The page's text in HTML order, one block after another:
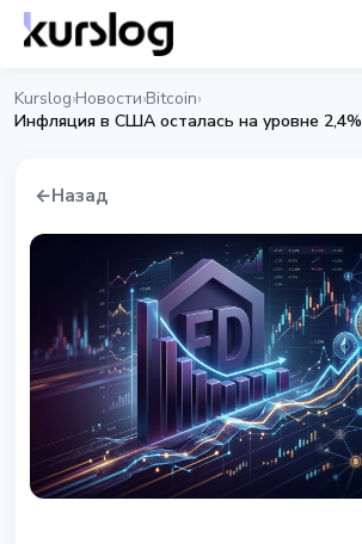
Kurslog›Новости›Bitcoin›
Инфляция в США осталась на уровне 2,4%
←Назад